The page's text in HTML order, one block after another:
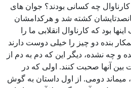
کارناوال چه کسانی بودند؟ جوان های
کشته شد و هرکدامشان
بود که کارناوال انقلابی ما را
بنده دو چیز را خیلی دوست دارند
و چه نشده، دیگر این که دم به دم از
آنها صحبت کنند. اولی که در
دومی. از اول داستان به گوش